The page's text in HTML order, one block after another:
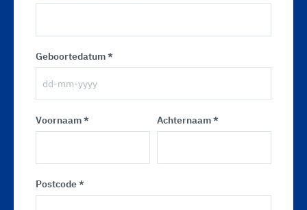
Geboortedatum *
Voornaam * Achternaam *
Postcode *